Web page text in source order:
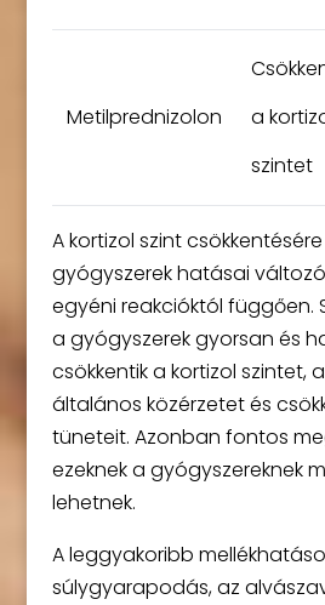
Metilprednizolon
a
szintet
A kortizol szint
gyógyszerek hatásai
egyéni reakcióktól függően.
a gyógyszerek gyorsan és
csökkentik a kortizol szintet,
általános közérzetet és
tüneteit. Azonban fontos
ezeknek a gyógyszereknek
lehetnek.
A leggyakoribb
súlygyarapodás, az